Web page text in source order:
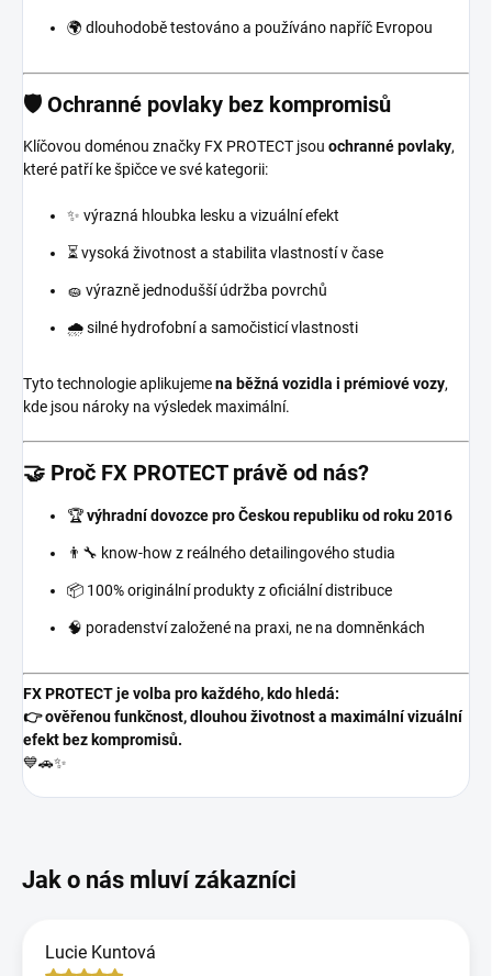
🌍 dlouhodobě testováno a používáno napříč Evropou
🛡️ Ochranné povlaky bez kompromisů
Klíčovou doménou značky FX PROTECT jsou ochranné povlaky,
které patří ke špičce ve své kategorii:
✨ výrazná hloubka lesku a vizuální efekt
⏳ vysoká životnost a stabilita vlastností v čase
🧽 výrazně jednodušší údržba povrchů
🌧️ silné hydrofobní a samočisticí vlastnosti
Tyto technologie aplikujemena běžná vozidla i prémiové vozy,
kde jsou nároky na výsledek maximální.
🤝 Proč FX PROTECT právě od nás?
🏆výhradní dovozce pro Českou republiku od roku 2016
👨‍🔧 know-how z reálného detailingového studia
📦 100% originální produkty z oficiální distribuce
🧠 poradenství založené na praxi, ne na domněnkách
FX PROTECT je volba pro každého, kdo hledá:
👉 ověřenou funkčnost, dlouhou životnost a maximální vizuální
efekt bez kompromisů.
💙🚗✨
Lucie Kuntová